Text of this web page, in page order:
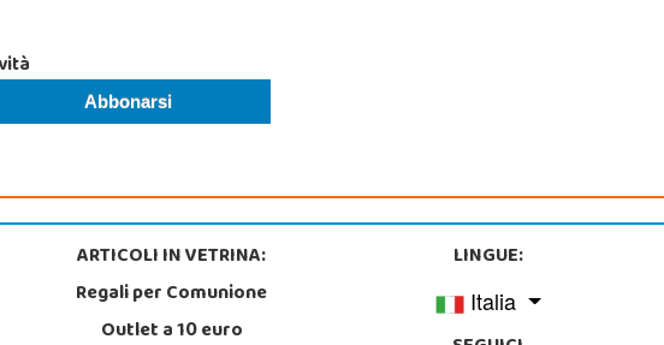
ARTICOLI IN VETRINA:
Regali per Comunione
Outlet a 10 euro
LINGUE:
Italia